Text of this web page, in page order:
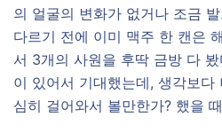
의 얼굴의 변화가 없거나 조금
다르기 전에 이미 맥주 한 캔은
서 3개의 사원을 후딱 금방 다
이 있어서 기대했는데, 생각보다
심히 걸어와서 볼만한가? 했을